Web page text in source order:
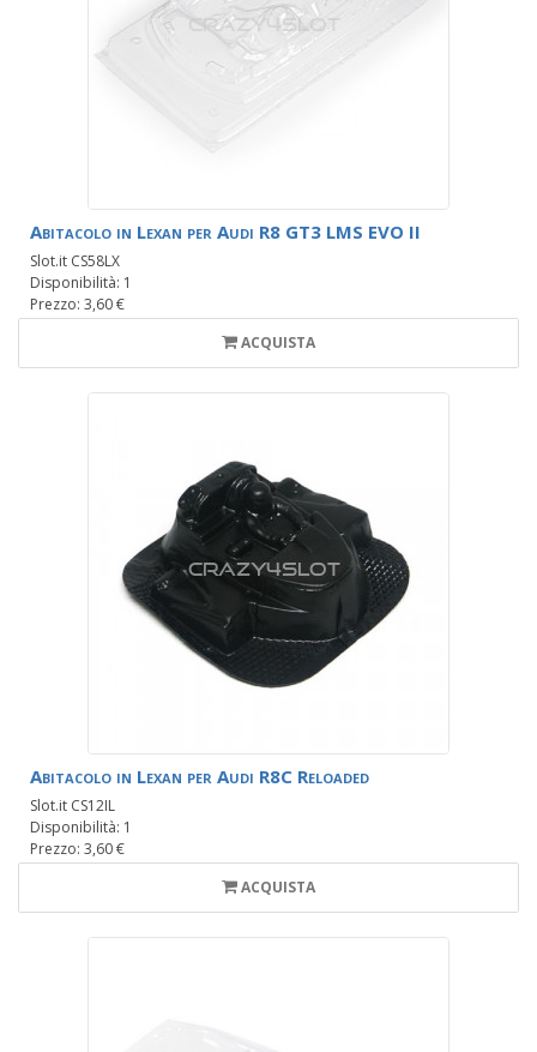
Abitacolo in Lexan per Audi R8 GT3 LMS EVO II
Slot.it CS58LX
Disponibilità: 1
Prezzo: 3,60 €
ACQUISTA
Abitacolo in Lexan per Audi R8C Reloaded
Slot.it CS12IL
Disponibilità: 1
Prezzo: 3,60 €
ACQUISTA